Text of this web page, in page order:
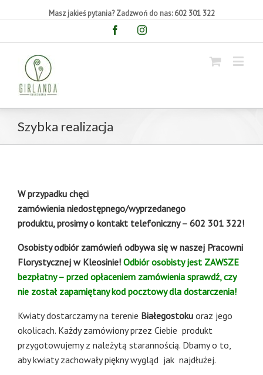
Masz jakieś pytania? Zadzwoń do nas: 602 301 322
FacebookInstagram
Szybka realizacja
W przypadku chęci
zamówienia niedostępnego/wyprzedanego
produktu, prosimy o kontakt telefoniczny – 602 301 322!
Osobisty odbiór zamówień odbywa się w naszej Pracowni
Florystycznej w Kleosinie! Odbiór osobisty jest ZAWSZE
bezpłatny – przed opłaceniem zamówienia sprawdź, czy
nie został zapamiętany kod pocztowy dla dostarczenia!
Kwiaty dostarczamy na terenie Białegostoku oraz jego
okolicach. Każdy zamówiony przez Ciebie produkt
przygotowujemy z należytą starannością. Dbamy o to,
aby kwiaty zachowały piękny wygląd jak najdłużej.